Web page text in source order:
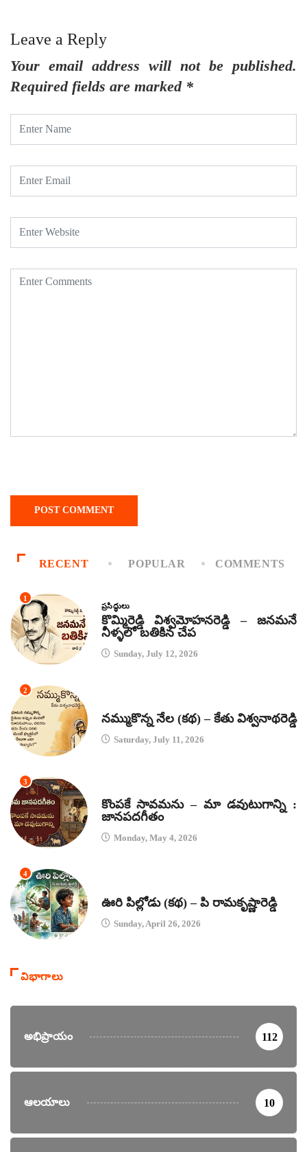
Leave a Reply
Your email address will not be published.
Required fields are marked *
RECENT POPULAR COMMENTS
1
ప్రసిద్ధులు
కొమ్మిరెడ్డి విశ్వమోహనరెడ్డి – జనమనే
నీళ్ళలో బతికిన చేప
Sunday, July 12, 2026
2
నమ్ముకొన్న నేల (కథ) – కేతు విశ్వనాథరెడ్డి
Saturday, July 11, 2026
3
కొంపకే సావమను – మా డవుటుగాన్ని :
జానపదగీతం
Monday, May 4, 2026
4
ఊరి పిల్లోడు (కథ) – పి రామకృష్ణారెడ్డి
Sunday, April 26, 2026
విభాగాలు
అభిప్రాయం 112
ఆలయాలు 10